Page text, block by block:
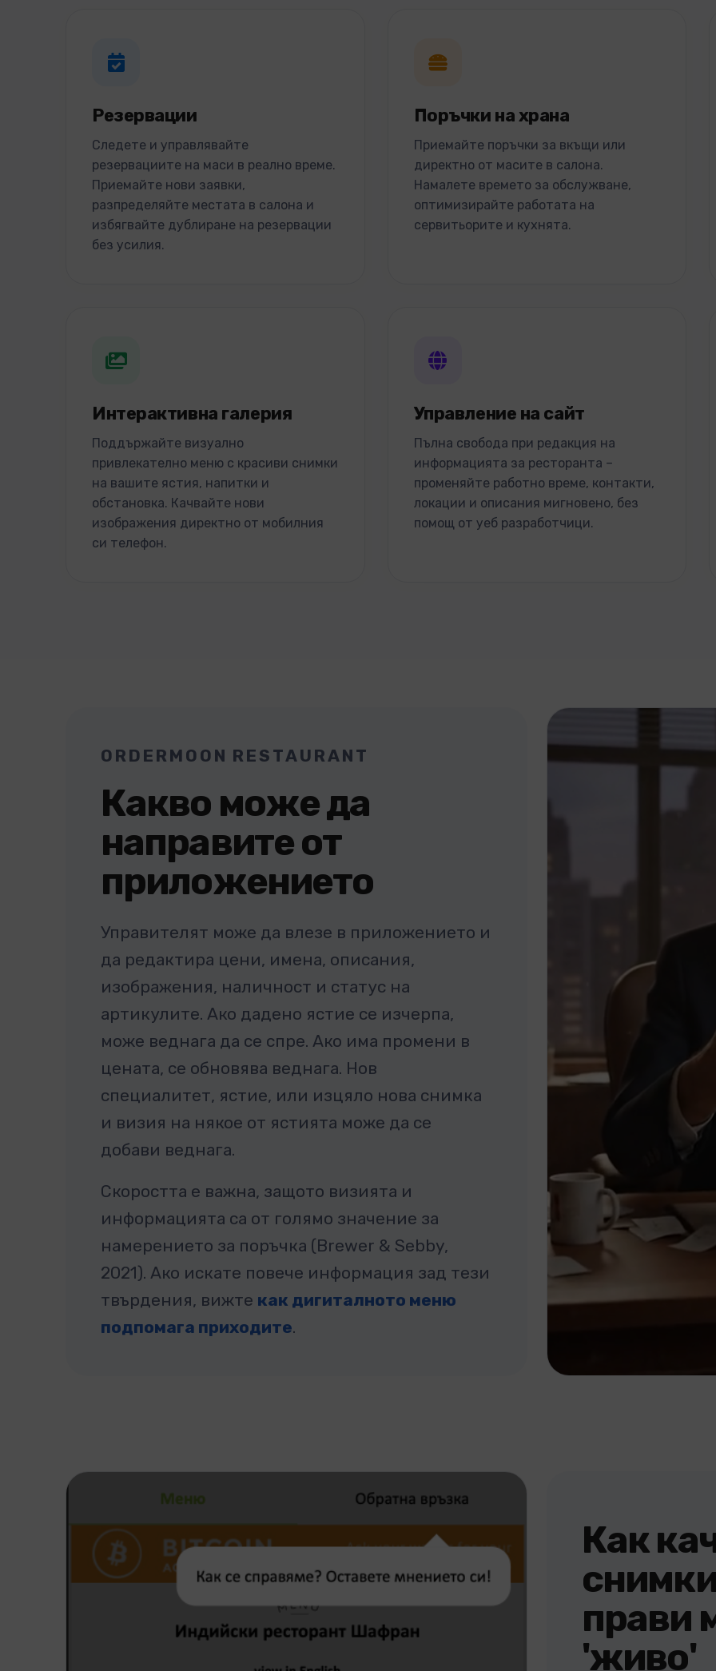
Резервации
Следете и управлявайте
резервациите на маси в реално време.
Приемайте нови заявки,
разпределяйте местата в салона и
избягвайте дублиране на резервации
без усилия.
Поръчки на храна
Приемайте поръчки за вкъщи или
директно от масите в салона.
Намалете времето за обслужване,
оптимизирайте работата на
сервитьорите и кухнята.
Интерактивна галерия
Поддържайте визуално
привлекателно меню с красиви снимки
на вашите ястия, напитки и
обстановка. Качвайте нови
изображения директно от мобилния
си телефон.
Управление на сайт
Пълна свобода при редакция на
информацията за ресторанта –
променяйте работно време, контакти,
локации и описания мигновено, без
помощ от уеб разработчици.
ORDERMOON RESTAURANT
Какво може да
направите от
приложението
Управителят може да влезе в приложението и
да редактира цени, имена, описания,
изображения, наличност и статус на
артикулите. Ако дадено ястие се изчерпа,
може веднага да се спре. Ако има промени в
цената, се обновява веднага. Нов
специалитет, ястие, или изцяло нова снимка
и визия на някое от ястията може да се
добави веднага.
Скоростта е важна, защото визията и
информацията са от голямо значение за
намерението за поръчка (Brewer & Sebby,
2021). Ако искате повече информация зад тези
твърдения, вижте как дигиталното меню
подпомага приходите.
Как
прави
'живо'